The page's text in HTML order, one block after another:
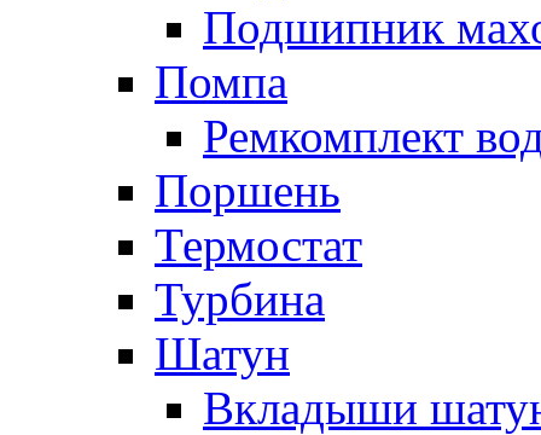
Подшипник
Помпа
Ремкомплект
Поршень
Термостат
Турбина
Шатун
Вкладыши